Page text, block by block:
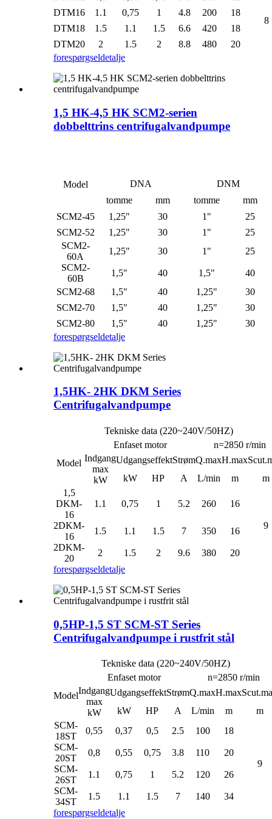
8
DTM16 1.1 0,75 1 4.8 200
18
DTM18
1.5 1.1 1.5 6.6 420
18
DTM20
2 1.5 2 8.8 480
20
forespørgseldetalje
1,5 HK-4,5 HK SCM2-serien
dobbelttrins centrifugalvandpumpe
Model DNA
DNM
tomme
mm tomme
mm
SCM2-45
1,25" 30 1"
25
SCM2-52
1,25" 30 1"
25
SCM2-
60A
1,25" 30 1"
25
SCM2-
60B
1,5" 40 1,5"
40
SCM2-68
1,5" 40 1,25"
30
SCM2-70
1,5" 40 1,25"
30
SCM2-80
1,5" 40 1,25"
30
forespørgseldetalje
1,5HK- 2HK DKM Series
Centrifugalvandpumpe
Tekniske data (220~240V/50HZ)
Model
Enfaset motor
n=2850 r/min
Indgang
max
kW
UdgangseffektStrømQ.maxH.max
kW
HP A L/min m
m
1,5
DKM-
16
1.1 0,75 1 5.2 260 16
9
2DKM-
16
1.5 1.1 1.5 7 350
16
2DKM-
20
2 1.5 2 9.6 380
20
forespørgseldetalje
0,5HP-1,5 ST SCM-ST Series
Centrifugalvandpumpe i rustfrit stål
Tekniske data (220~240V/50HZ)
Model
Enfaset motor
n=2850 r/min
Indgang
max
kW
UdgangseffektStrømQ.maxH.max
kW
HP A L/min m
m
SCM-
18ST
0,55 0,37 0,5 2.5 100 18
9
SCM-
20ST
0,8 0,55 0,75 3.8 110
20
SCM-
26ST
1.1 0,75 1 5.2 120
26
SCM-
34ST
1.5 1.1 1.5 7 140
34
forespørgseldetalje